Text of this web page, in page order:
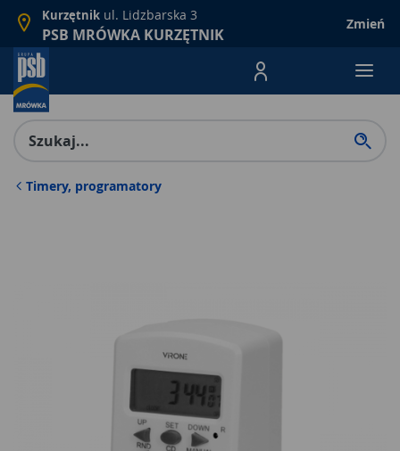
Kurzętnik ul. Lidzbarska 3
PSB MRÓWKA KURZĘTNIK
Zmień
Menu Produktów,
Timery, programatory